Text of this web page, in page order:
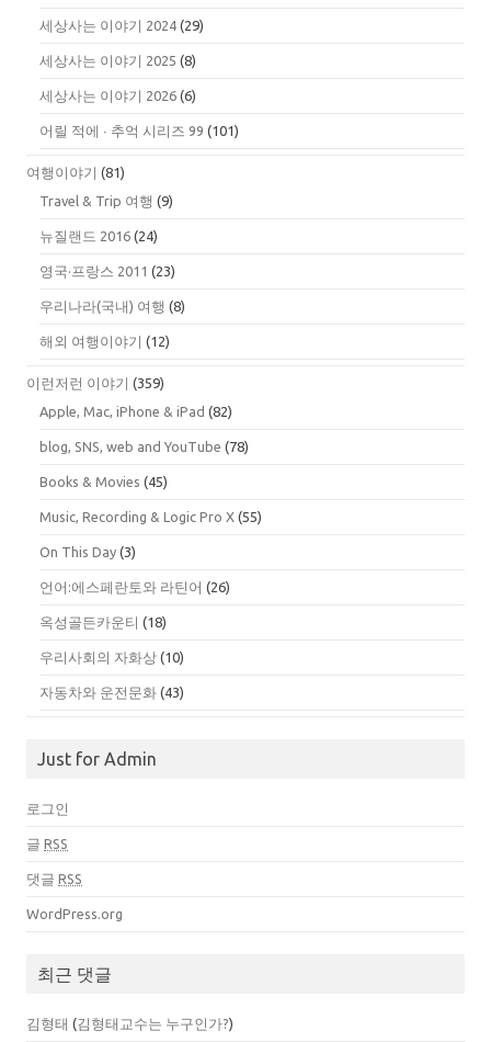
세상사는 이야기 2024 (29)
세상사는 이야기 2025 (8)
세상사는 이야기 2026 (6)
어릴 적에 ∙ 추억 시리즈 99 (101)
여행이야기 (81)
Travel & Trip 여행 (9)
뉴질랜드 2016 (24)
영국·프랑스 2011 (23)
우리나라(국내) 여행 (8)
해외 여행이야기 (12)
이런저런 이야기 (359)
Apple, Mac, iPhone & iPad (82)
blog, SNS, web and YouTube (78)
Books & Movies (45)
Music, Recording & Logic Pro X (55)
On This Day (3)
언어:에스페란토와 라틴어 (26)
옥성골든카운티 (18)
우리사회의 자화상 (10)
자동차와 운전문화 (43)
Just for Admin
로그인
글 RSS
댓글 RSS
WordPress.org
최근 댓글
김형태 (김형태교수는 누구인가?)